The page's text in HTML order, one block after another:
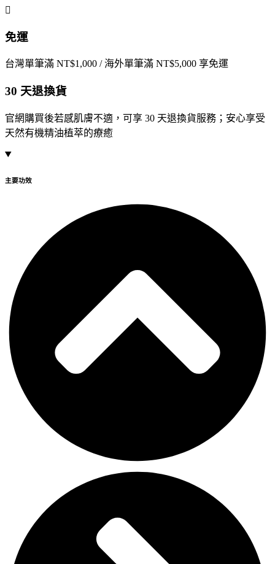
免運
台灣單筆滿 NT$1,000 / 海外單筆滿 NT$5,000 享免運
30 天退換貨
官網購買後若感肌膚不適，可享 30 天退換貨服務；安心享受
天然有機精油植萃的療癒
主要功效